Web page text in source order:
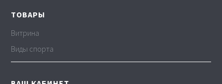
ТОВАРЫ
Витрина
Виды спорта